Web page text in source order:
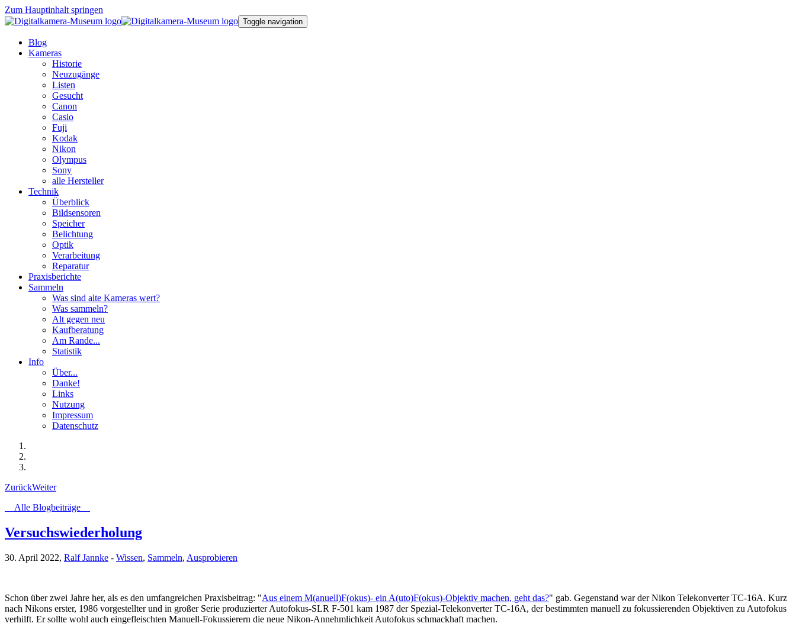
Zum Hauptinhalt springen
Toggle navigation
Blog
Kameras
Historie
Neuzugänge
Listen
Gesucht
Canon
Casio
Fuji
Kodak
Nikon
Olympus
Sony
alle Hersteller
Technik
Überblick
Bildsensoren
Speicher
Belichtung
Optik
Verarbeitung
Reparatur
Praxisberichte
Sammeln
Was sind alte Kameras wert?
Was sammeln?
Alt gegen neu
Kaufberatung
Am Rande...
Statistik
Info
Über...
Danke!
Links
Nutzung
Impressum
Datenschutz
ZurückWeiter
Alle Blogbeiträge
Versuchswiederholung
30. April 2022, Ralf Jannke - Wissen, Sammeln, Ausprobieren
Schon über zwei Jahre her, als es den umfangreichen Praxisbeitrag: "Aus einem M(anuell)F(okus)- ein A(uto)F(okus)-Objektiv machen, geht das?" gab. Gegenstand war der Nikon Telekonverter TC-16A. Kurz
nach Nikons erster, 1986 vorgestellter und in großer Serie produzierter Autofokus-SLR F-501 kam 1987 der Spezial-Telekonverter TC-16A, der bestimmten manuell zu fokussierenden Objektiven zu Autofokus
verhilft. Er sollte wohl auch eingefleischten Manuell-Fokussierern die neue Nikon-Annehmlichkeit Autofokus schmackhaft machen.